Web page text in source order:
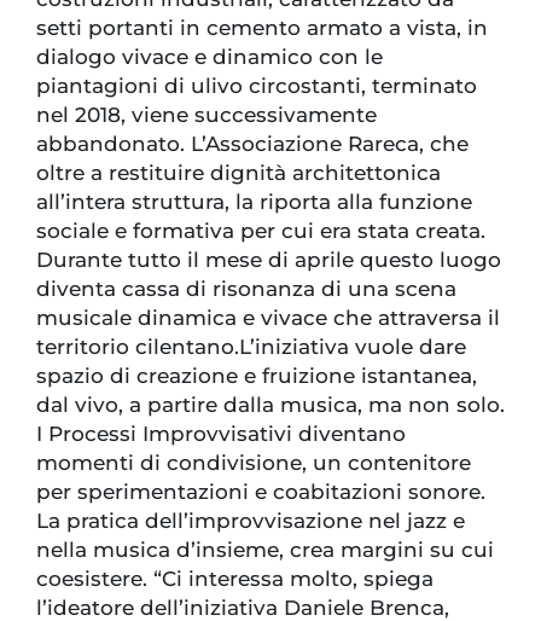
setti portanti in cemento armato a vista, in
dialogo vivace e dinamico con le
piantagioni di ulivo circostanti, terminato
nel 2018, viene successivamente
abbandonato. L’Associazione Rareca, che
oltre a restituire dignità architettonica
all’intera struttura, la riporta alla funzione
sociale e formativa per cui era stata creata.
Durante tutto il mese di aprile questo luogo
diventa cassa di risonanza di una scena
musicale dinamica e vivace che attraversa il
territorio cilentano.L’iniziativa vuole dare
spazio di creazione e fruizione istantanea,
dal vivo, a partire dalla musica, ma non solo.
I Processi Improvvisativi diventano
momenti di condivisione, un contenitore
per sperimentazioni e coabitazioni sonore.
La pratica dell’improvvisazione nel jazz e
nella musica d’insieme, crea margini su cui
coesistere. “Ci interessa molto, spiega
l’ideatore dell’iniziativa Daniele Brenca,